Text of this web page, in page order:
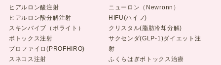
ヒアルロン酸注射
ヒアルロン酸分解注射
スキンバイブ（ボライト）
ボトックス注射
プロファイロ(PROFHIRO)
スネコス注射
ニューロン（Newronn）
HIFU(ハイフ)
クリスタル(脂肪冷却分解)
サクセンダ(GLP-1)ダイエット注
射
ふくらはぎボトックス治療